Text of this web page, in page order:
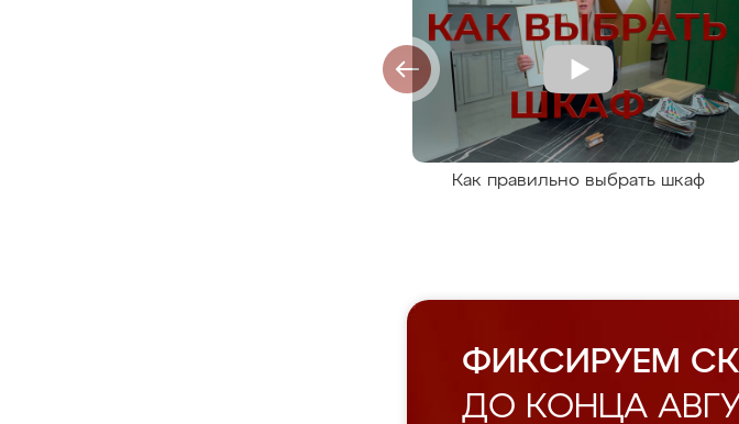
Как правильно выбрать шкаф
ФИКСИРУЕМ
ДО КОНЦА